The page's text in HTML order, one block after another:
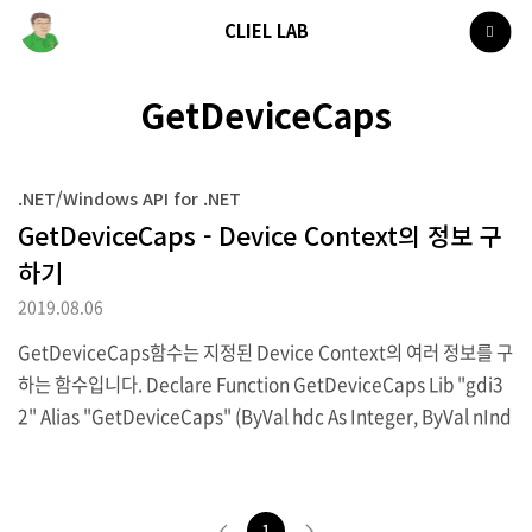
CLIEL LAB
GetDeviceCaps
.NET/Windows API for .NET
GetDeviceCaps - Device Context의 정보 구
하기
2019.08.06
GetDeviceCaps함수는 지정된 Device Context의 여러 정보를 구
하는 함수입니다. Declare Function GetDeviceCaps Lib "gdi3
2" Alias "GetDeviceCaps" (ByVal hdc As Integer, ByVal nInd
ex); ▶C# 선언 GetDeviceCaps함수는 첫번째 인수에서 정보를 구